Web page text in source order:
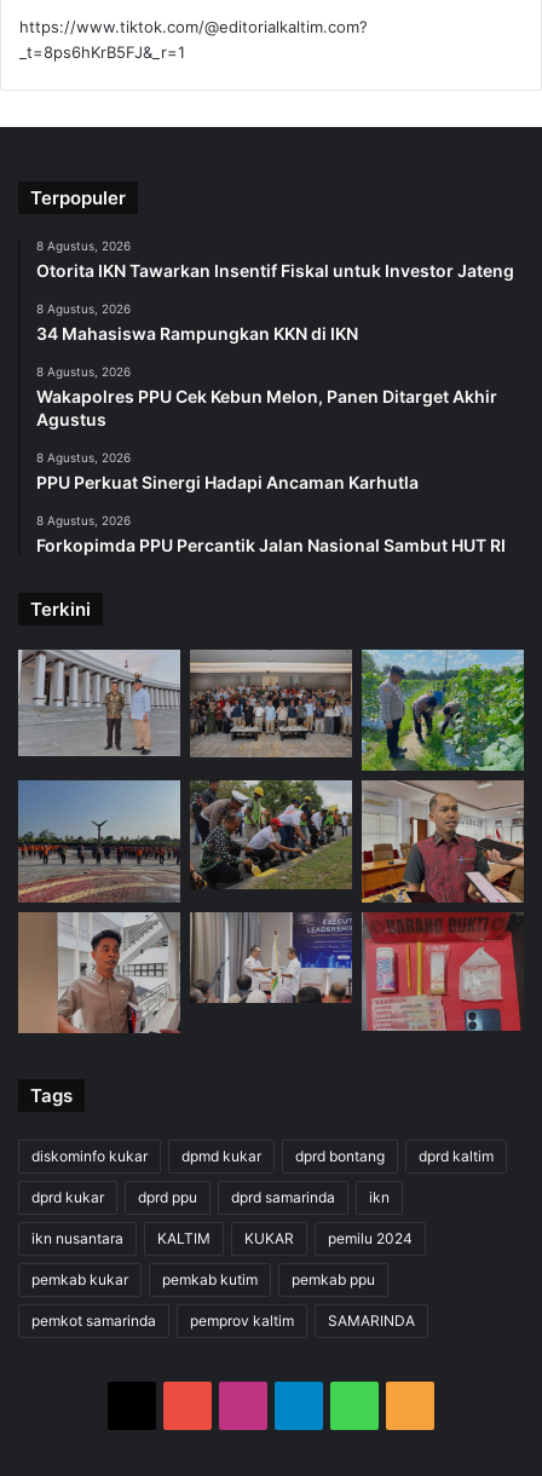
https://www.tiktok.com/@editorialkaltim.com?
_t=8ps6hKrB5FJ&_r=1
Terpopuler
8 Agustus, 2026
Otorita IKN Tawarkan Insentif Fiskal untuk Investor Jateng
8 Agustus, 2026
34 Mahasiswa Rampungkan KKN di IKN
8 Agustus, 2026
Wakapolres PPU Cek Kebun Melon, Panen Ditarget Akhir
Agustus
8 Agustus, 2026
PPU Perkuat Sinergi Hadapi Ancaman Karhutla
8 Agustus, 2026
Forkopimda PPU Percantik Jalan Nasional Sambut HUT RI
Terkini
Tags
diskominfo kukar dpmd kukar dprd bontang dprd kaltim
dprd kukar dprd ppu dprd samarinda ikn
ikn nusantara KALTIM KUKAR pemilu 2024
pemkab kukar pemkab kutim pemkab ppu
pemkot samarinda pemprov kaltim SAMARINDA